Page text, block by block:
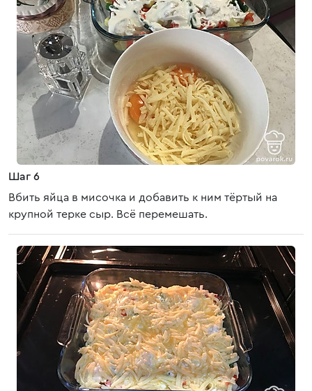
Шаг 6
Вбить яйца в мисочка и добавить к ним тёртый на
крупной терке сыр. Всё перемешать.